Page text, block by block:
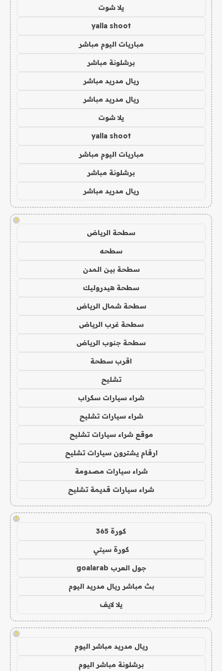
يلا شوت
yalla shoot
مباريات اليوم مباشر
برشلونة مباشر
ريال مدريد مباشر
ريال مدريد مباشر
يلا شوت
yalla shoot
مباريات اليوم مباشر
برشلونة مباشر
ريال مدريد مباشر
!
سطحة الرياض
سطحه
سطحة بين المدن
سطحة هيدروليك
سطحة شمال الرياض
سطحة غرب الرياض
سطحة جنوب الرياض
اقرب سطحة
تشليح
شراء سيارات سكراب
شراء سيارات تشليح
موقع شراء سيارات تشليح
ارقام يشترون سيارات تشليح
شراء سيارات مصدومة
شراء سيارات قديمة تشليح
!
كورة 365
كورة سيتي
جول العرب goalarab
بث مباشر ريال مدريد اليوم
يلا لايف
!
ريال مدريد مباشر اليوم
برشلونة مباشر اليوم